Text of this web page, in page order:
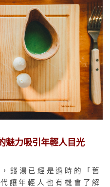
魅力吸引年輕人目光
錢湯已經是過時的「舊
讓年輕人也有機會了解